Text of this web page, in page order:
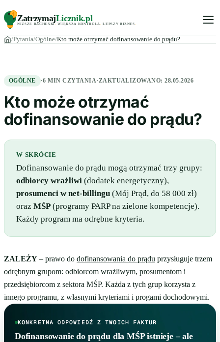
ZatrzymajLicznik.pl
NIŻSZE RACHUNKI. WIĘKSZA KONTROLA LEPSZY BIZNES
Pytania Ogólne Kto może otrzymać dofinansowanie do prądu?
OGÓLNE ·6 MIN CZYTANIA·ZAKTUALIZOWANO:28.05.2026
Kto może otrzymać
dofinansowanie do prądu?
W SKRÓCIE
Dofinansowanie do prądu mogą otrzymać trzy grupy:
odbiorcy wrażliwi (dodatek energetyczny),
prosumenci w net-billingu (Mój Prąd, do 58 000 zł)
oraz MŚP (programy PARP na zielone kompetencje).
Każdy program ma odrębne kryteria.
ZALEŻY – prawo do dofinansowania do prądu przysługuje trzem
odrębnym grupom: odbiorcom wrażliwym, prosumentom i
przedsiębiorcom z sektora MŚP. Każda z tych grup korzysta z
innego programu, z własnymi kryteriami i progami dochodowymi.
KONKRETNA ODPOWIEDŹ Z TWOICH FAKTUR
Dofinansowanie do prądu dla MŚP istnieje – ale